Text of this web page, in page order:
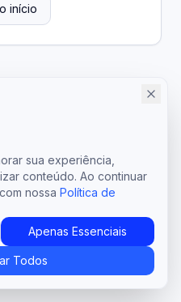
início
sua experiência,
conteúdo. Ao continuar
nossa Política de
Apenas Essenciais
Todos